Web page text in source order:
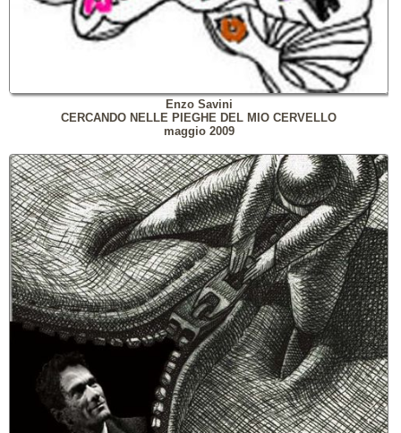
Enzo Savini
CERCANDO NELLE PIEGHE DEL MIO CERVELLO
maggio 2009